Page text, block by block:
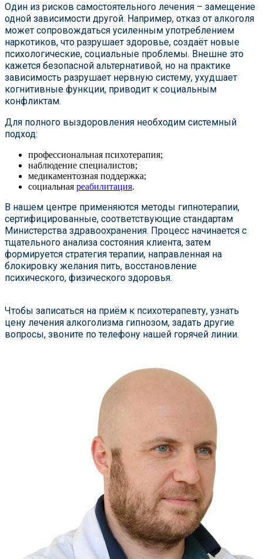
Один из рисков самостоятельного лечения – замещение
одной зависимости другой. Например, отказ от алкоголя
может сопровождаться усиленным употреблением
наркотиков, что разрушает здоровье, создаёт новые
психологические, социальные проблемы. Внешне это
кажется безопасной альтернативой, но на практике
зависимость разрушает нервную систему, ухудшает
когнитивные функции, приводит к социальным
конфликтам.
Для полного выздоровления необходим системный
подход:
профессиональная психотерапия;
наблюдение специалистов;
медикаментозная поддержка;
социальная реабилитация.
В нашем центре применяются методы гипнотерапии,
сертифицированные, соответствующие стандартам
Министерства здравоохранения. Процесс начинается с
тщательного анализа состояния клиента, затем
формируется стратегия терапии, направленная на
блокировку желания пить, восстановление
психического, физического здоровья.
Чтобы записаться на приём к психотерапевту, узнать
цену лечения алкоголизма гипнозом, задать другие
вопросы, звоните по телефону нашей горячей линии.